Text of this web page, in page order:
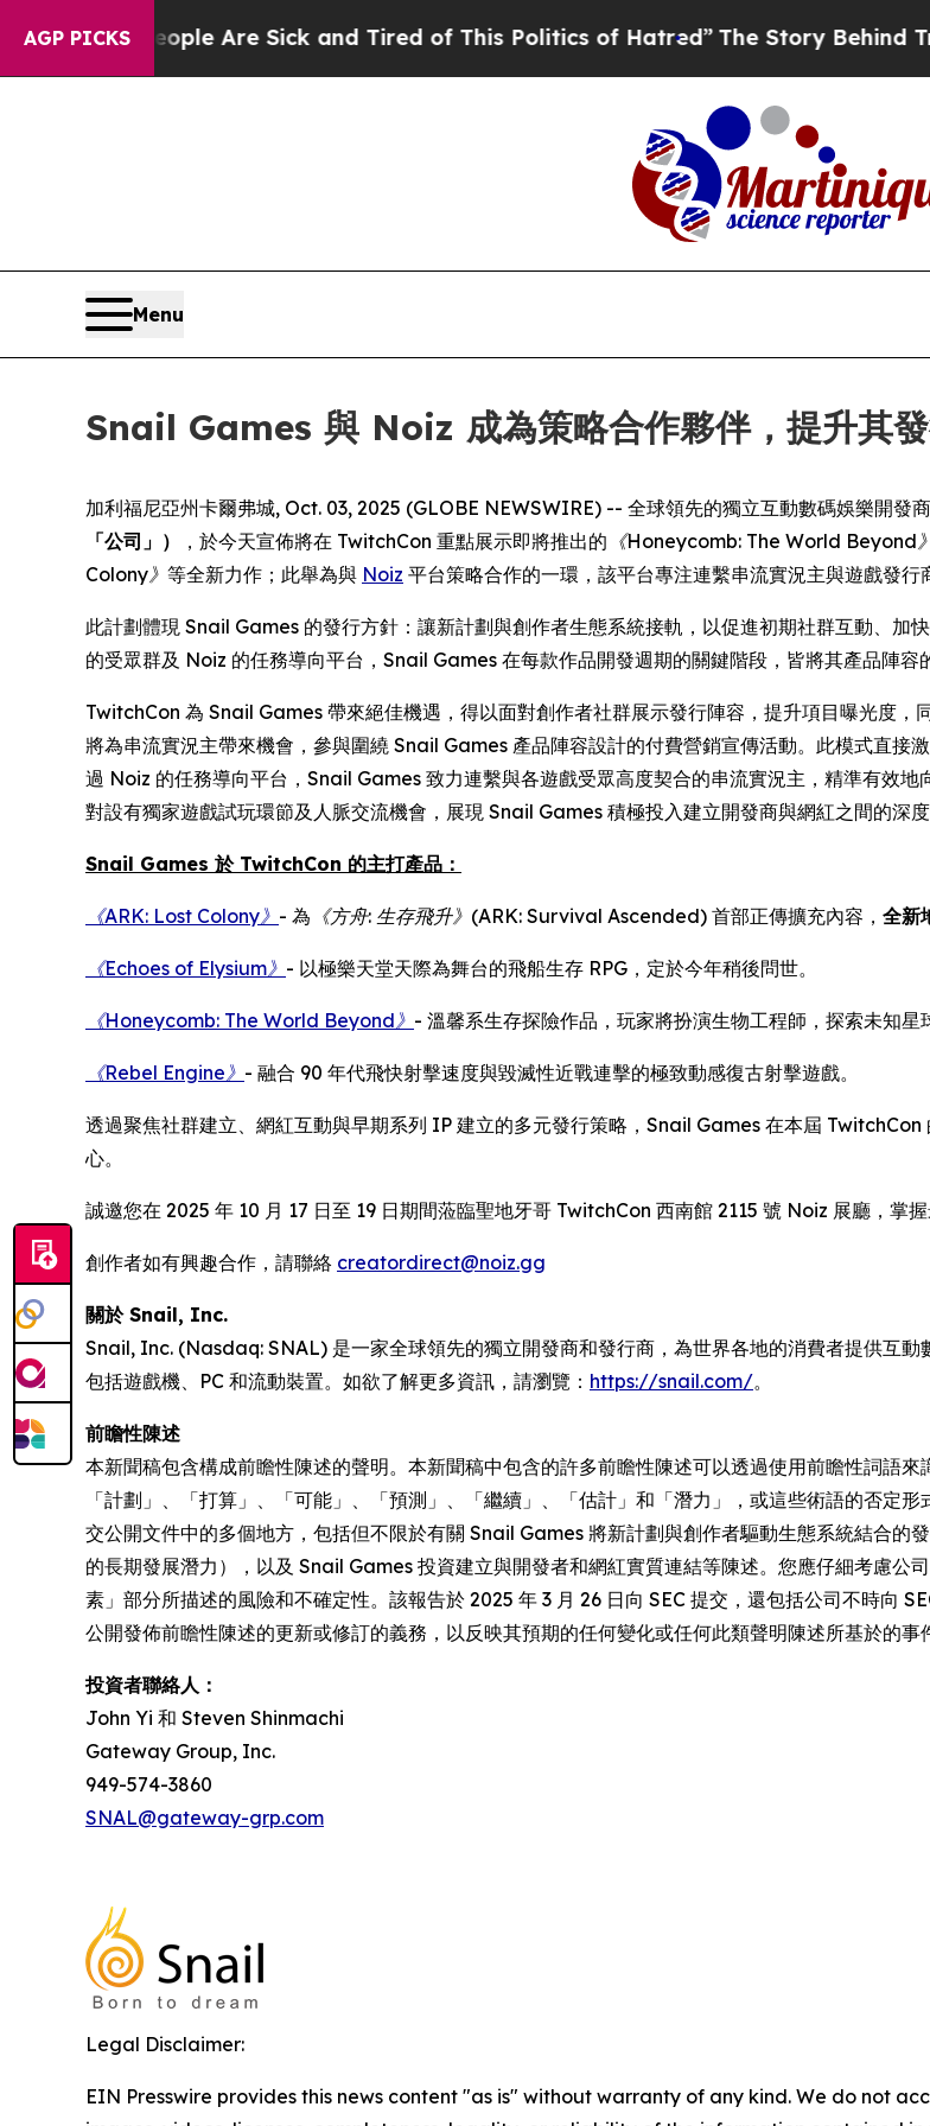
AGP PICKS
“People Are Sick and Tired of This Politics of Hatred”The Story Behind
Menu
Snail Games 與 Noiz 成為策略合作夥伴，提升其
加利福尼亞州卡爾弗城, Oct. 03, 2025 (GLOBE NEWSWIRE) -- 全球領先的獨立互動數碼娛樂開發
「公司」）
，於今天宣佈將在 TwitchCon 重點展示即將推出的 《Honeycomb: The World Beyond》
Colony》 等全新力作；此舉為與 Noiz 平台策略合作的一環，該平台專注連繫串流實況主與遊戲發行
此計劃體現 Snail Games 的發行方針：讓新計劃與創作者生態系統接軌，以促進初期社群互動、
的受眾群及 Noiz 的任務導向平台，Snail Games 在每款作品開發週期的關鍵階段，皆將其產品陣容
TwitchCon 為 Snail Games 帶來絕佳機遇，得以面對創作者社群展示發行陣容，提升項目曝光度
將為串流實況主帶來機會，參與圍繞 Snail Games 產品陣容設計的付費營銷宣傳活動。此模式直接
過 Noiz 的任務導向平台，Snail Games 致力連繫與各遊戲受眾高度契合的串流實況主，精準有效
對設有獨家遊戲試玩環節及人脈交流機會，展現 Snail Games 積極投入建立開發商與網紅之間的深度
Snail Games 於 TwitchCon 的主打產品：
《ARK: Lost Colony》 - 為 《方舟: 生存飛升》 (ARK: Survival Ascended) 首部正傳擴充內容， 全新
《Echoes of Elysium》 - 以極樂天堂天際為舞台的飛船生存 RPG，定於今年稍後問世。
《Honeycomb: The World Beyond》 - 溫馨系生存探險作品，玩家將扮演生物工程師，探索未知星
《Rebel Engine》 - 融合 90 年代飛快射擊速度與毀滅性近戰連擊的極致動感復古射擊遊戲。
透過聚焦社群建立、網紅互動與早期系列 IP 建立的多元發行策略，Snail Games 在本屆
心。
誠邀您在 2025 年 10 月 17 日至 19 日期間蒞臨聖地牙哥 TwitchCon 西南館 2115 號 Noiz 展廳，掌握
創作者如有興趣合作，請聯絡 creatordirect@noiz.gg
關於 Snail, Inc.
Snail, Inc. (Nasdaq: SNAL) 是一家全球領先的獨立開發商和發行商，為世界各地的消費者提供互動
包括遊戲機、PC 和流動裝置。如欲了解更多資訊，請瀏覽： https://snail.com/。
前瞻性陳述
本新聞稿包含構成前瞻性陳述的聲明。本新聞稿中包含的許多前瞻性陳述可以透過使用前瞻性詞語
「計劃」、「打算」、「可能」、「預測」、「繼續」、「估計」和「潛力」，或這些術語的否定
交公開文件中的多個地方，包括但不限於有關 Snail Games 將新計劃與創作者驅動生態系統結合的
的長期發展潛力），以及 Snail Games 投資建立與開發者和網紅實質連結等陳述。您應仔細考慮公
素」部分所描述的風險和不確定性。該報告於 2025 年 3 月 26 日向 SEC 提交，還包括公司不時向
公開發佈前瞻性陳述的更新或修訂的義務，以反映其預期的任何變化或任何此類聲明陳述所基於的事
投資者聯絡人：
John Yi 和 Steven Shinmachi
Gateway Group, Inc.
949-574-3860
SNAL@gateway-grp.com
Legal Disclaimer:
EIN Presswire provides this news content "as is" without warranty of any kind. We do not